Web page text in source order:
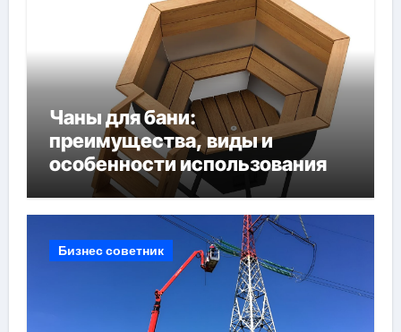
Чаны для бани:
преимущества, виды и
особенности использования
Бизнес советник